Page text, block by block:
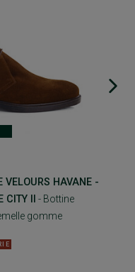
VELOURS HAVANE -
II
- Bottine
gomme